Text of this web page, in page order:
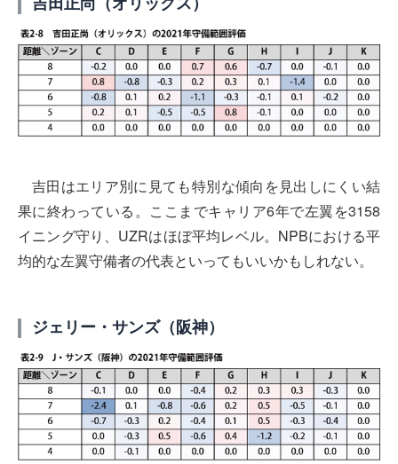
吉田はエリア別に見ても特別な傾向を見出しにくい結
果に終わっている。ここまでキャリア6年で左翼を3158
イニング守り、UZRはほぼ平均レベル。NPBにおける平
均的な左翼守備者の代表といってもいいかもしれない。
ジェリー・サンズ（阪神）